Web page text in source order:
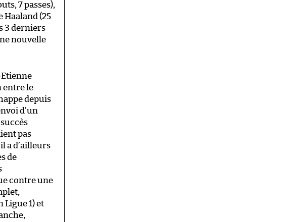
7 passes),
Haaland (25
3 derniers
nouvelle
entre le
depuis
d’un
pas
a d’ailleurs
de
contre une
Ligue 1) et